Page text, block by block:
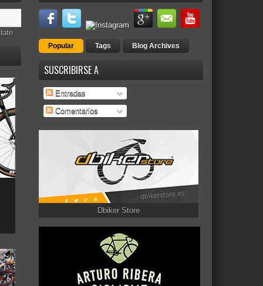
Popular Tags Blog Archives
SUSCRIBIRSE A
Entradas
Comentarios
Dbiker Store